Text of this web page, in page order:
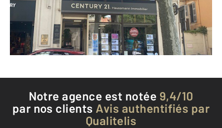
Envoyer un message
Téléphoner à l'agence
Notre agence est notée 9,4/10
par nos clients Avis authentifiés par
Qualitelis